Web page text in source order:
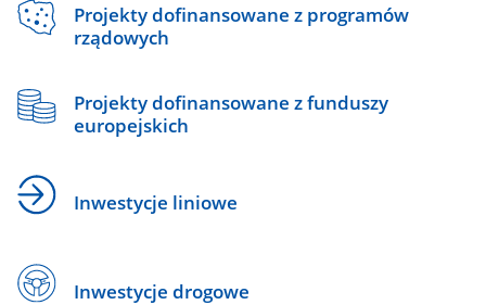
Projekty dofinansowane z programów
rządowych
Projekty dofinansowane z funduszy
europejskich
Inwestycje liniowe
Inwestycje drogowe